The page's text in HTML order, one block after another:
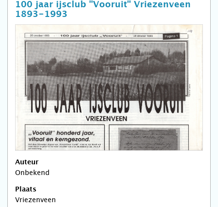
100 jaar ijsclub "Vooruit" Vriezenveen
1893-1993
Auteur
Onbekend
Plaats
Vriezenveen